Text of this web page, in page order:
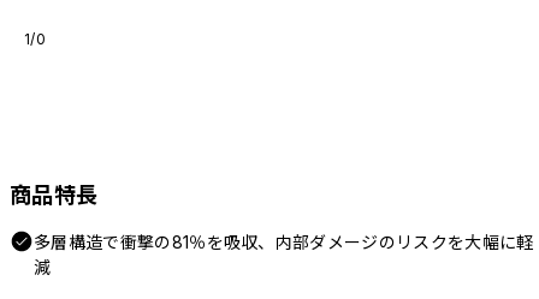
1/0
商品特長
多層構造で衝撃の81％を吸収、内部ダメージのリスクを大幅に軽
減